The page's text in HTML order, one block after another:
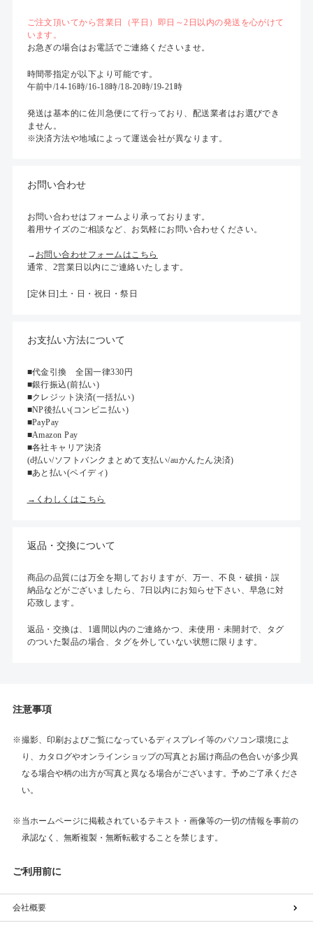
ご注文頂いてから営業日（平日）即日～2日以内の発送を心がけて
います。
お急ぎの場合はお電話でご連絡くださいませ。
時間帯指定が以下より可能です。
午前中/14-16時/16-18時/18-20時/19-21時
発送は基本的に佐川急便にて行っており、配送業者はお選びでき
ません。
※決済方法や地域によって運送会社が異なります。
お問い合わせ
お問い合わせはフォームより承っております。
着用サイズのご相談など、お気軽にお問い合わせください。
→ お問い合わせフォームはこちら
通常、2営業日以内にご連絡いたします。
[定休日]土・日・祝日・祭日
お支払い方法について
■代金引換 全国一律330円
■銀行振込(前払い)
■クレジット決済(一括払い)
■NP後払い(コンビニ払い)
■PayPay
■Amazon Pay
■各社キャリア決済
(d払い/ソフトバンクまとめて支払い/auかんたん決済)
■あと払い(ペイディ)
→くわしくはこちら
返品・交換について
商品の品質には万全を期しておりますが、万一、不良・破損・誤
納品などがございましたら、7日以内にお知らせ下さい、早急に対
応致します。
返品・交換は、1週間以内のご連絡かつ、未使用・未開封で、タグ
のついた製品の場合、タグを外していない状態に限ります。
注意事項
撮影、印刷およびご覧になっているディスプレイ等のパソコン環境によ
り、カタログやオンラインショップの写真とお届け商品の色合いが多少異
なる場合や柄の出方が写真と異なる場合がございます。予めご了承くださ
い。
当ホームページに掲載されているテキスト・画像等の一切の情報を事前の
承認なく、無断複製・無断転載することを禁じます。
ご利用前に
会社概要